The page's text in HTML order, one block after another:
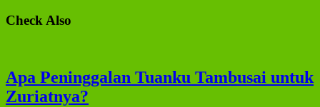
Check Also
Apa Peninggalan Tuanku Tambusai untuk
Zuriatnya?